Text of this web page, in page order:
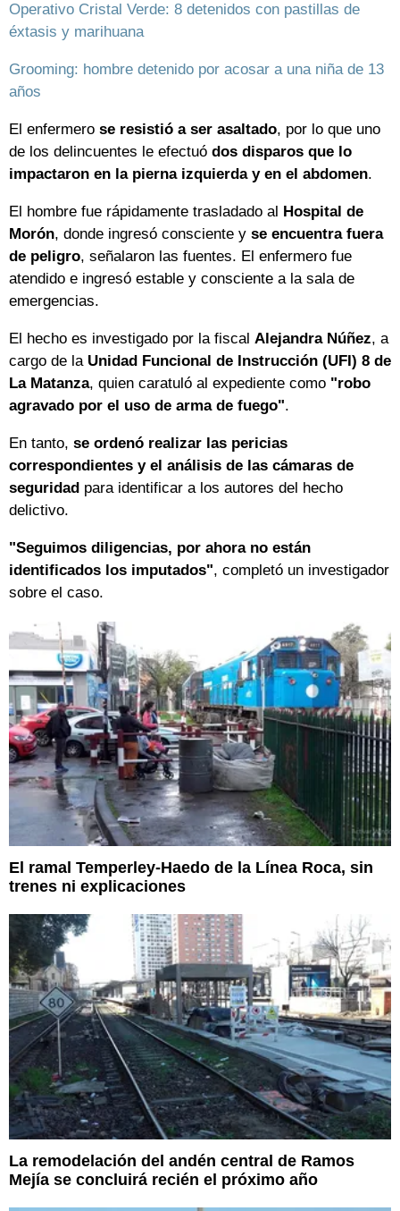
Operativo Cristal Verde: 8 detenidos con pastillas de
éxtasis y marihuana
Grooming: hombre detenido por acosar a una niña de 13
años
El enfermero se resistió a ser asaltado, por lo que uno
de los delincuentes le efectuó dos disparos que lo
impactaron en la pierna izquierda y en el abdomen.
El hombre fue rápidamente trasladado al Hospital de
Morón, donde ingresó consciente y se encuentra fuera
de peligro, señalaron las fuentes. El enfermero fue
atendido e ingresó estable y consciente a la sala de
emergencias.
El hecho es investigado por la fiscal Alejandra Núñez, a
cargo de la Unidad Funcional de Instrucción (UFI) 8 de
La Matanza, quien caratuló al expediente como "robo
agravado por el uso de arma de fuego".
En tanto, se ordenó realizar las pericias
correspondientes y el análisis de las cámaras de
seguridad para identificar a los autores del hecho
delictivo.
"Seguimos diligencias, por ahora no están
identificados los imputados", completó un investigador
sobre el caso.
El ramal Temperley-Haedo de la Línea Roca, sin
trenes ni explicaciones
La remodelación del andén central de Ramos
Mejía se concluirá recién el próximo año